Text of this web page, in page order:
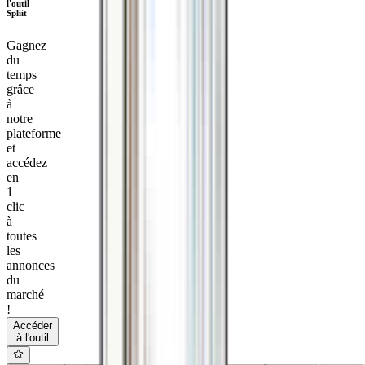
l'outil
Spliit
Gagnez
du
temps
grâce
à
notre
plateforme
et
accédez
en
1
clic
à
toutes
les
annonces
du
marché
!
Accéder
à l'outil